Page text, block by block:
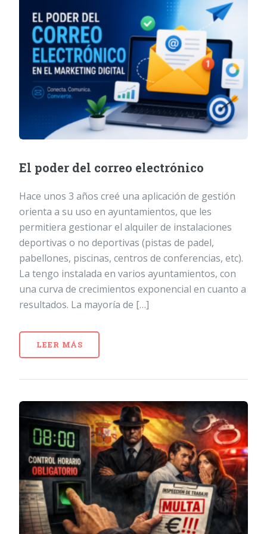
El poder del correo electrónico
Hace unos 3 años creé una aplicación de gestión
orienta a su uso en ayuntamientos, que les
permitiera gestionar el alquiler de instalaciones
deportivas o no deportivas (pistas de padel,
pabellones, piscinas, centros de conferencias, etc).
La tengo instalada en varios ayuntamientos, con
una curva de crecimientos exponencial en cuanto a
resultados. La mayoría de […]
LEER MÁS